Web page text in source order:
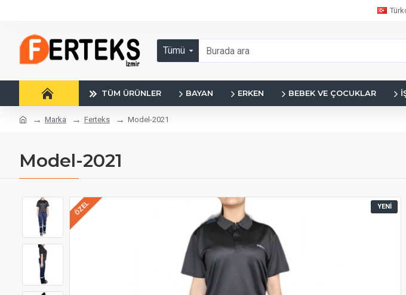
Tümü
TÜM ÜRÜNLER BAYAN ERKEN BEBEK VE ÇOCUKLAR
Marka Ferteks Model-2021
Model-2021
YENI
ÖZEL